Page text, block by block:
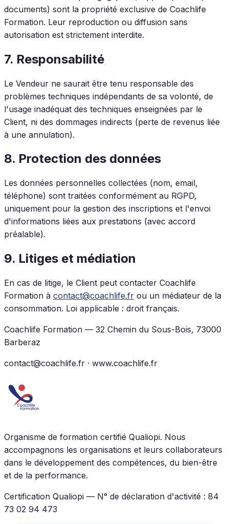
documents) sont la propriété exclusive de Coachlife
Formation. Leur reproduction ou diffusion sans
autorisation est strictement interdite.
7. Responsabilité
Le Vendeur ne saurait être tenu responsable des
problèmes techniques indépendants de sa volonté, de
l'usage inadéquat des techniques enseignées par le
Client, ni des dommages indirects (perte de revenus liée
à une annulation).
8. Protection des données
Les données personnelles collectées (nom, email,
téléphone) sont traitées conformément au RGPD,
uniquement pour la gestion des inscriptions et l'envoi
d'informations liées aux prestations (avec accord
préalable).
9. Litiges et médiation
En cas de litige, le Client peut contacter Coachlife
Formation à contact@coachlife.fr ou un médiateur de la
consommation. Loi applicable : droit français.
Coachlife Formation — 32 Chemin du Sous-Bois, 73000
Barberaz
contact@coachlife.fr · www.coachlife.fr
Organisme de formation certifié Qualiopi. Nous
accompagnons les organisations et leurs collaborateurs
dans le développement des compétences, du bien-être
et de la performance.
Certification Qualiopi — N° de déclaration d'activité : 84
73 02 94 473